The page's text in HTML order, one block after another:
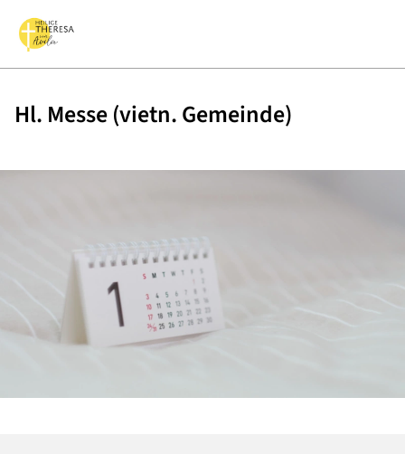
Hl. Messe (vietn. Gemeinde)